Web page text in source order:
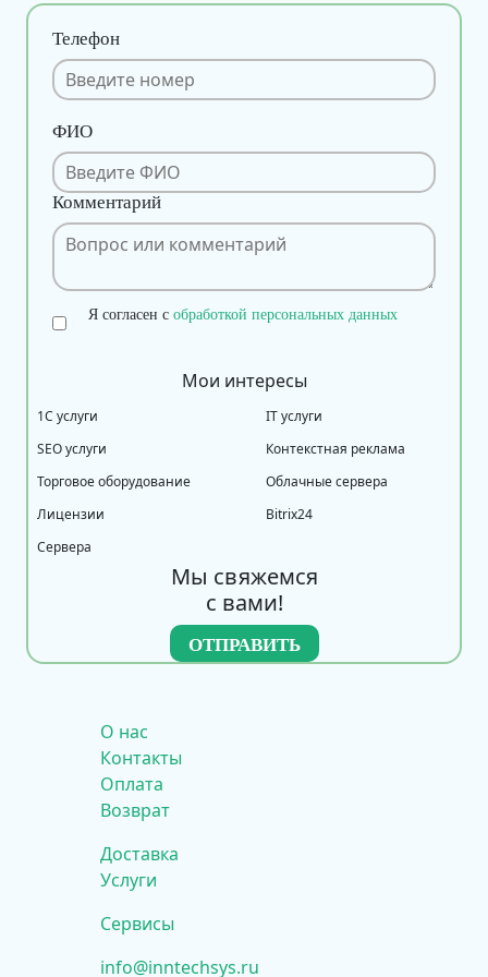
Телефон
ФИО
Комментарий
Я согласен с обработкой персональных данных
Мои интересы
1С услуги
IT услуги
SEO услуги
Контекстная реклама
Торговое оборудование
Облачные сервера
Лицензии
Bitrix24
Сервера
Мы свяжемся
с вами!
О нас
Контакты
Оплата
Возврат
Доставка
Услуги
Сервисы
info@inntechsys.ru